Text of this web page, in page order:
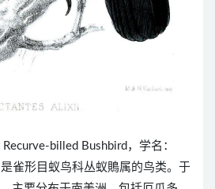
billed Bushbird，学名：
雀形目蚁鸟科丛蚁鵙属的鸟类。于